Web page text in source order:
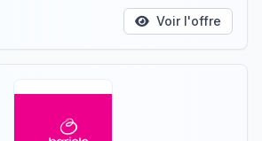
Voir l'offre